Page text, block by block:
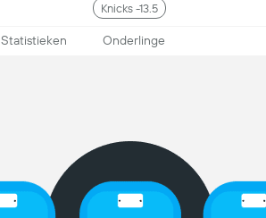
Knicks -13.5
Statistieken Onderlinge